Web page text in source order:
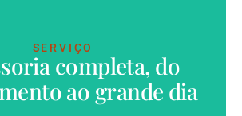
SERVIÇO
completa, do
ao grande dia
VER MAIS